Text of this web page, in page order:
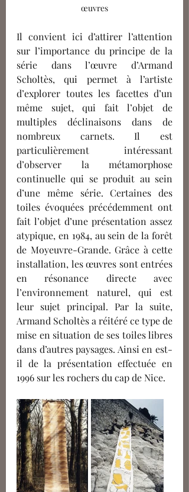
œuvres
Il convient ici d’attirer l’attention
sur l’importance du principe de la
série dans l’œuvre d’Armand
Scholtès, qui permet à l’artiste
d’explorer toutes les facettes d’un
même sujet, qui fait l’objet de
multiples déclinaisons dans de
nombreux carnets. Il est
particulièrement intéressant
d’observer la métamorphose
continuelle qui se produit au sein
d’une même série. Certaines des
toiles évoquées précédemment ont
fait l’objet d’une présentation assez
atypique, en 1984, au sein de la forêt
de Moyeuvre-Grande. Grâce à cette
installation, les œuvres sont entrées
en résonance directe avec
l’environnement naturel, qui est
leur sujet principal. Par la suite,
Armand Scholtès a réitéré ce type de
mise en situation de ses toiles libres
dans d’autres paysages. Ainsi en est-
il de la présentation effectuée en
1996 sur les rochers du cap de Nice.